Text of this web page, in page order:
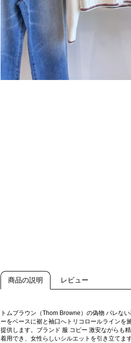
商品の説明 レビュー
トムブラウン（Thom Browne）の偽物 バレな
ーをベースに裾と袖口へトリコロールラインを
提供します。ブランド 服 コピー 激安ながらも
着用でき、女性らしいシルエットを引き立てま